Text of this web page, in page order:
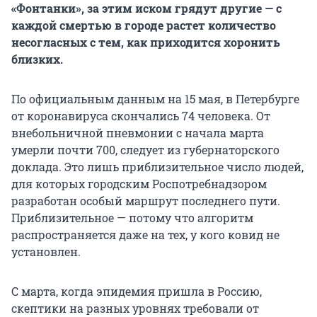
«Фонтанки», за этим иском грядут другие — с
каждой смертью в городе растет количество
несогласных с тем, как приходится хоронить
близких.
По официальным данным на 15 мая, в Петербурге
от коронавируса скончались 74 человека. От
внебольничной пневмонии с начала марта
умерли почти 700, следует из губернаторского
доклада. Это лишь приблизительное число людей,
для которых городским Роспотребнадзором
разработан особый маршрут последнего пути.
Приблизительное — потому что алгоритм
распространяется даже на тех, у кого ковид не
установлен.
С марта, когда эпидемия пришла в Россию,
скептики на разных уровнях требовали от